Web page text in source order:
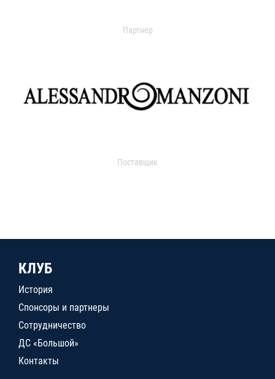
Партнер
Поставщик
КЛУБ
История
Спонсоры и партнеры
Сотрудничество
ДС «Большой»
Контакты